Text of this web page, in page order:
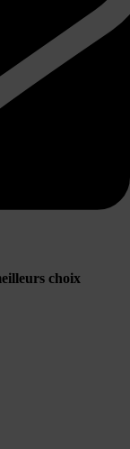
choix